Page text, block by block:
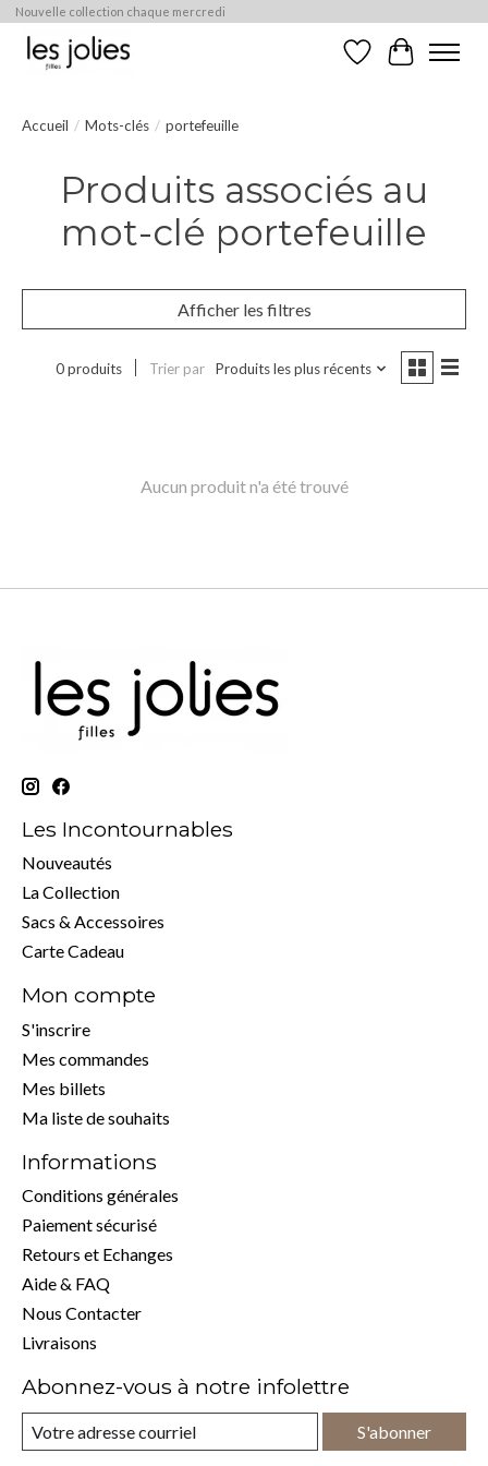
Nouvelle collection chaque mercredi
Liste de souhaits
Panier
Accueil / Mots-clés / portefeuille
Produits associés au
mot-clé portefeuille
Afficher les filtres
0 produits Trier par Produits les plus récents
Aucun produit n'a été trouvé
Les Incontournables
Nouveautés
La Collection
Sacs & Accessoires
Carte Cadeau
Mon compte
S'inscrire
Mes commandes
Mes billets
Ma liste de souhaits
Informations
Conditions générales
Paiement sécurisé
Retours et Echanges
Aide & FAQ
Nous Contacter
Livraisons
Abonnez-vous à notre infolettre
S'abonner